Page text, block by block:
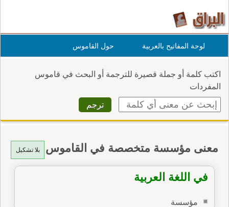
لوحة المفاتيح بالعربية حول القاموس
اكتب كلمة أو جملة قصيرة للترجمة أو البحث في قاموس
المفردات
بلا تشكيل معنى مؤسسة متخصصة في القاموس
في اللغة العربية
مؤسسة